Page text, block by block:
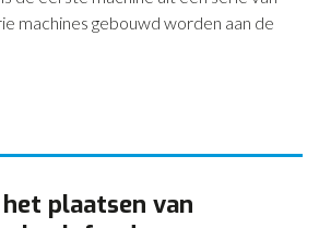
machines gebouwd worden aan de
plaatsen van